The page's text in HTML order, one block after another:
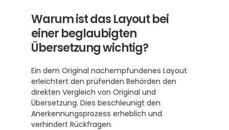
Warum ist das Layout bei
einer beglaubigten
Übersetzung wichtig?
Ein dem Original nachempfundenes Layout
erleichtert den prüfenden Behörden den
direkten Vergleich von Original und
Übersetzung. Dies beschleunigt den
Anerkennungsprozess erheblich und
verhindert Rückfragen.